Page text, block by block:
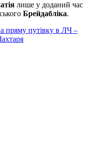
лише у доданий час
Брейдабліка.
пряму путівку в ЛЧ –